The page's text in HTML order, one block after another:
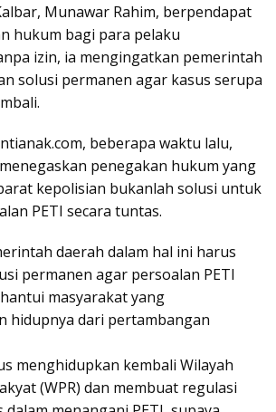
Munawar Rahim, berpendapat
hukum bagi para pelaku
izin, ia mengingatkan pemerintah
solusi permanen agar kasus serupa
beberapa waktu lalu,
penegakan hukum yang
kepolisian bukanlah solusi untuk
PETI secara tuntas.
daerah dalam hal ini harus
permanen agar persoalan PETI
masyarakat yang
hidupnya dari pertambangan
menghidupkan kembali Wilayah
(WPR) dan membuat regulasi